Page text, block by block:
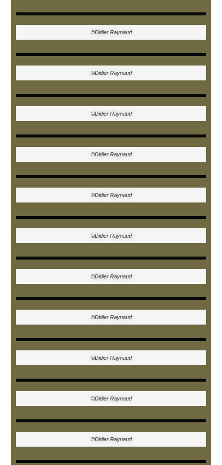
©Didier Raynaud
©Didier Raynaud
©Didier Raynaud
©Didier Raynaud
©Didier Raynaud
©Didier Raynaud
©Didier Raynaud
©Didier Raynaud
©Didier Raynaud
©Didier Raynaud
©Didier Raynaud